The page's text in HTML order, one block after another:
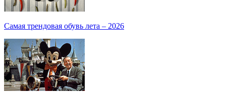
Самая трендовая обувь лета – 2026